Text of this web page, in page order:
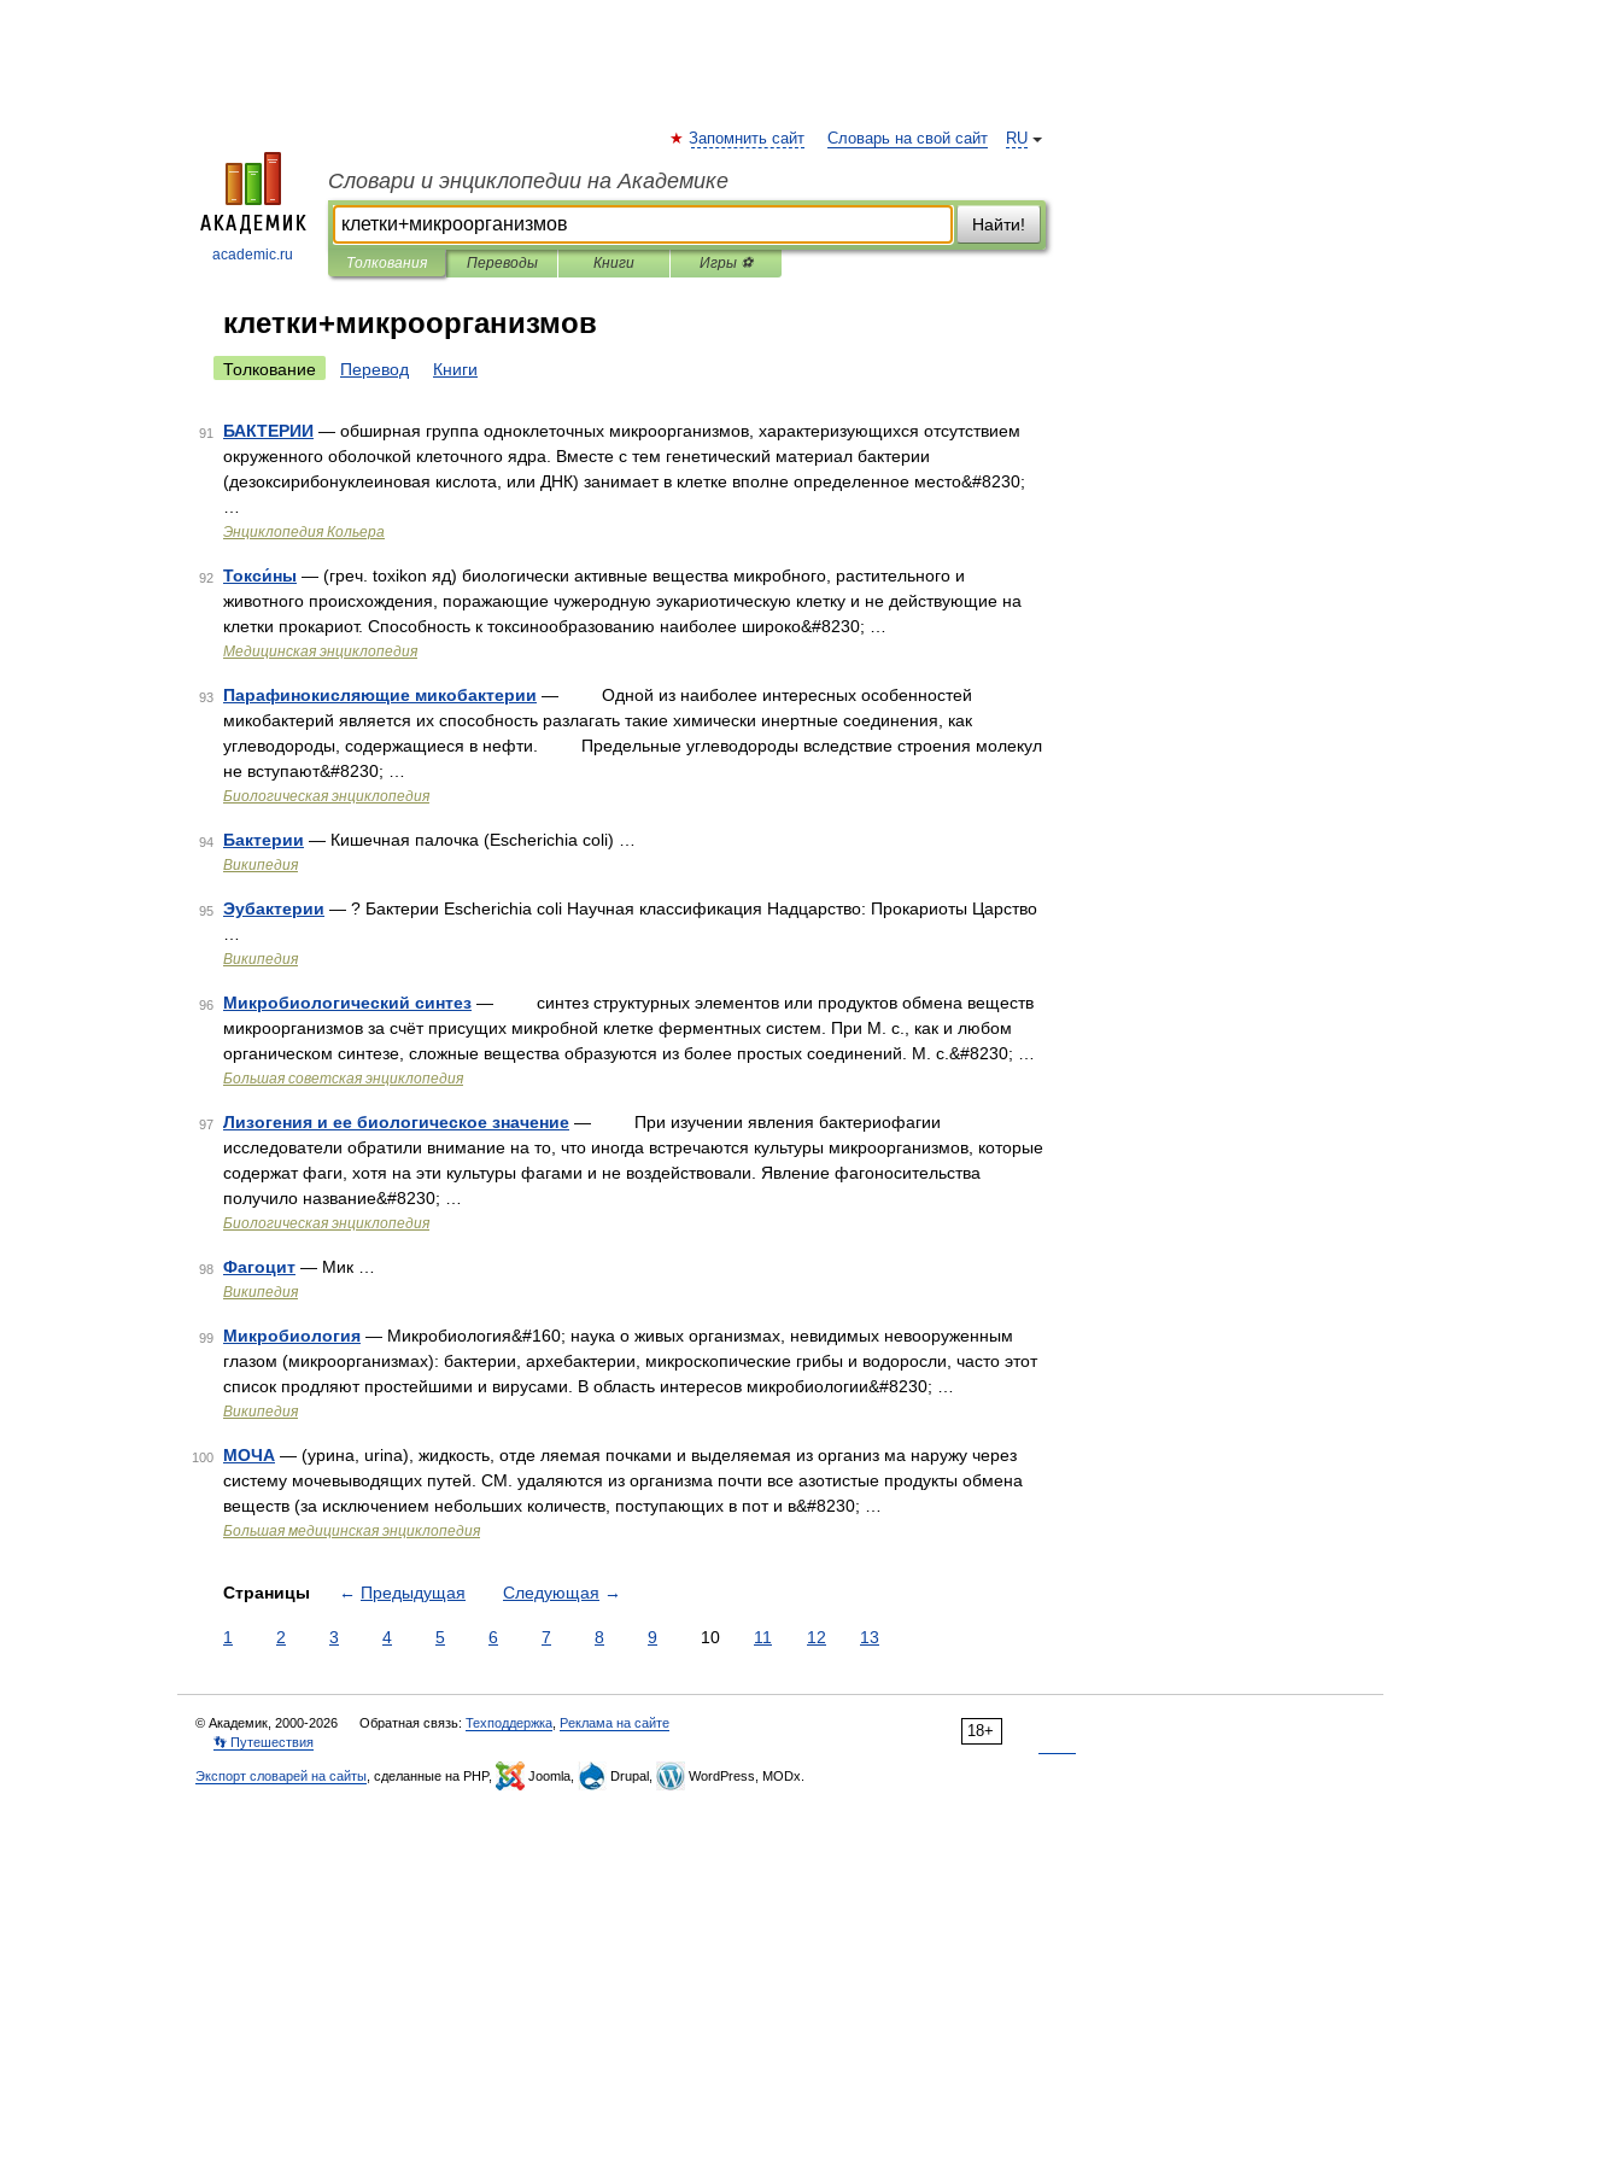
academic.ru
RU
Запомнить сайт Словарь на свой сайт
Словари и энциклопедии на Академике
Найти!
Толкования Переводы Книги Игры ⚽
клетки+микроорганизмов
Толкование Перевод Книги
91 БАКТЕРИИ — обширная группа одноклеточных микроорганизмов, характеризующихся отсутствием
окруженного оболочкой клеточного ядра. Вместе с тем генетический материал бактерии
(дезоксирибонуклеиновая кислота, или ДНК) занимает в клетке вполне определенное место&#8230;
Энциклопедия Кольера
92 Токси́ны — (греч. toxikon яд) биологически активные вещества микробного, растительного и
животного происхождения, поражающие чужеродную эукариотическую клетку и не действующие на
клетки прокариот. Способность к токсинообразованию наиболее широко&#8230; …
Медицинская энциклопедия
93 Парафинокисляющие микобактерии — Одной из наиболее интересных особенностей
микобактерий является их способность разлагать такие химически инертные соединения, как
углеводороды, содержащиеся в нефти. Предельные углеводороды вследствие строения молекул
не вступают&#8230; …
Биологическая энциклопедия
94 Бактерии — Кишечная палочка (Escherichia coli) …
Википедия
95 Эубактерии — ? Бактерии Escherichia coli Научная классификация Надцарство: Прокариоты Царство
Википедия
96 Микробиологический синтез — синтез структурных элементов или продуктов обмена веществ
микроорганизмов за счёт присущих микробной клетке ферментных систем. При М. с., как и любом
органическом синтезе, сложные вещества образуются из более простых соединений. М. с.&#8230; …
Большая советская энциклопедия
97 Лизогения и ее биологическое значение — При изучении явления бактериофагии
исследователи обратили внимание на то, что иногда встречаются культуры микроорганизмов, которые
содержат фаги, хотя на эти культуры фагами и не воздействовали. Явление фагоносительства
получило название&#8230; …
Биологическая энциклопедия
98 Фагоцит — Мик …
Википедия
99 Микробиология — Микробиология&#160; наука о живых организмах, невидимых невооруженным
глазом (микроорганизмах): бактерии, архебактерии, микроскопические грибы и водоросли, часто этот
список продляют простейшими и вирусами. В область интересов микробиологии&#8230; …
Википедия
100 МОЧА — (урина, urina), жидкость, отде ляемая почками и выделяемая из организ ма наружу через
систему мочевыводящих путей. СМ. удаляются из организма почти все азотистые продукты обмена
веществ (за исключением небольших количеств, поступающих в пот и в&#8230; …
Большая медицинская энциклопедия
Страницы ← Предыдущая Следующая →
1 2 3 4 5 6 7 8 9 10 11 12 13
18+
© Академик, 2000-2026 Обратная связь: Техподдержка Реклама на сайте
👣 Путешествия
Экспорт словарей на сайты , сделанные на PHP, Joomla, Drupal, WordPress, MODx.